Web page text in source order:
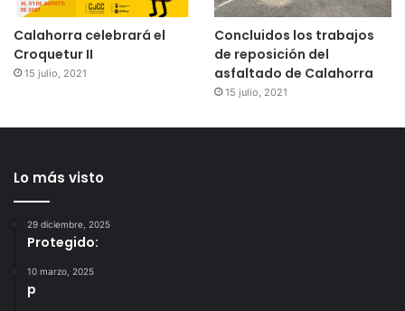
Calahorra celebrará el
Croquetur II
15 julio, 2021
Concluidos los trabajos
de reposición del
asfaltado de Calahorra
15 julio, 2021
Lo más visto
29 diciembre, 2025
Protegido:
10 marzo, 2025
p